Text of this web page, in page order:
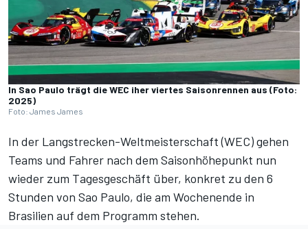
In Sao Paulo trägt die WEC iher viertes Saisonrennen aus (Foto:
2025)
Foto: James James
In der Langstrecken-Weltmeisterschaft (WEC) gehen
Teams und Fahrer nach dem Saisonhöhepunkt nun
wieder zum Tagesgeschäft über, konkret zu den 6
Stunden von Sao Paulo, die am Wochenende in
Brasilien auf dem Programm stehen.